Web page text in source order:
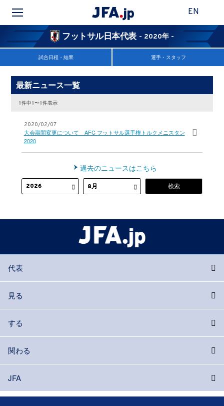
EN
フットサル日本代表 - 2020年 -
試合日程・結果 選手・スタッフ
最新ニュース一覧
1件中1〜1件表示
2020/02/07
大会期間変更について AFC フットサル選手権トルクメニスタン
2020
過去のニュースはこちら
代表
見る
する
関わる
JFA